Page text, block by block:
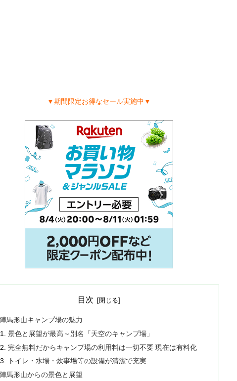
▼期間限定お得なセール実施中▼
目次
陣馬形山キャンプ場の魅力
景色と展望が最高～別名「天空のキャンプ場」
完全無料だからキャンプ場の利用料は一切不要 現在は有料化
トイレ・水場・炊事場等の設備が清潔で充実
陣馬形山からの景色と展望